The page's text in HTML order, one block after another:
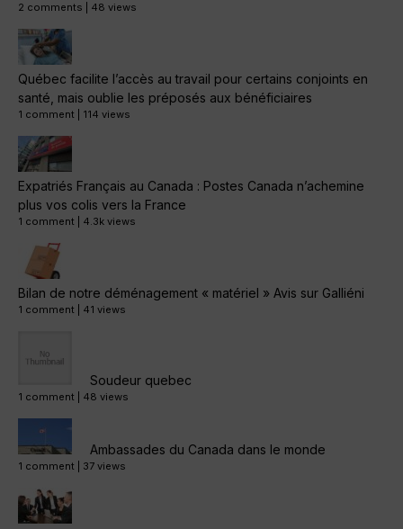
2 comments 48 views
Québec facilite l’accès au travail pour certains conjoints en
santé, mais oublie les préposés aux bénéficiaires
1 comment 114 views
Expatriés Français au Canada : Postes Canada n’achemine
plus vos colis vers la France
1 comment 4.3k views
Bilan de notre déménagement « matériel » Avis sur Galliéni
1 comment 41 views
Soudeur quebec
1 comment 48 views
Ambassades du Canada dans le monde
1 comment 37 views